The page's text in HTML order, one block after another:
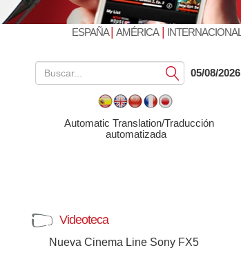
ESPAÑA| AMÉRICA| INTERNACIONAL
Submit05/08/2026
Automatic Translation/Traducción
automatizada
Videoteca
Nueva Cinema Line Sony FX5